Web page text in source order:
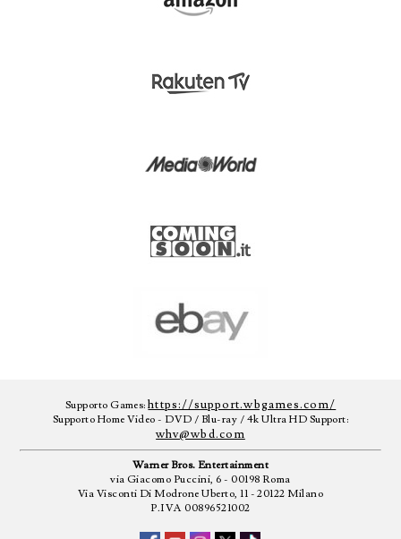
Supporto Games:https://support.wbgames.com/
Supporto Home Video - DVD / Blu-ray / 4k Ultra HD Support:
whv@wbd.com
Warner Bros. Entertainment
via Giacomo Puccini, 6 - 00198 Roma
Via Visconti Di Modrone Uberto, 11 - 20122 Milano
P.IVA 00896521002